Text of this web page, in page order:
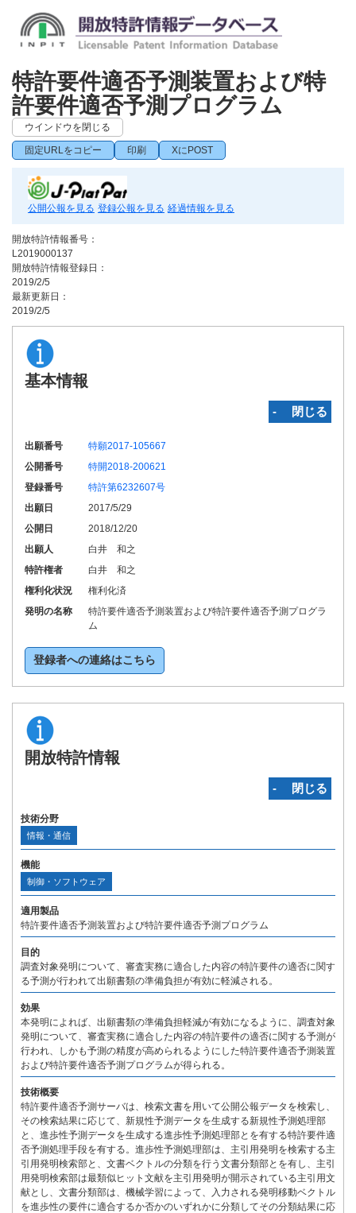
特許要件適否予測装置および特
許要件適否予測プログラム
ウインドウを閉じる
固定URLをコピー 印刷 XにPOST
公開公報を見る 登録公報を見る 経過情報を見る
開放特許情報番号：
L2019000137
開放特許情報登録日：
2019/2/5
最新更新日：
2019/2/5
基本情報
‐ 閉じる
出願番号
特願2017-105667
公開番号
特開2018-200621
登録番号
特許第6232607号
出願日
2017/5/29
公開日
2018/12/20
出願人
白井 和之
特許権者
白井 和之
権利化状況
権利化済
発明の名称
特許要件適否予測装置および特許要件適否予測プログラ
ム
登録者への連絡はこちら
開放特許情報
‐ 閉じる
技術分野
情報・通信
機能
制御・ソフトウェア
適用製品
特許要件適否予測装置および特許要件適否予測プログラム
目的
調査対象発明について、審査実務に適合した内容の特許要件の適否に関す
る予測が行われて出願書類の準備負担が有効に軽減される。
効果
本発明によれば、出願書類の準備負担軽減が有効になるように、調査対象
発明について、審査実務に適合した内容の特許要件の適否に関する予測が
行われ、しかも予測の精度が高められるようにした特許要件適否予測装置
および特許要件適否予測プログラムが得られる。
技術概要
特許要件適否予測サーバは、検索文書を用いて公開公報データを検索し、
その検索結果に応じて、新規性予測データを生成する新規性予測処理部
と、進歩性予測データを生成する進歩性予測処理部とを有する特許要件適
否予測処理手段を有する。進歩性予測処理部は、主引用発明を検索する主
引用発明検索部と、文書ベクトルの分類を行う文書分類部とを有し、主引
用発明検索部は最類似ヒット文献を主引用発明が開示されている主引用文
献とし、文書分類部は、機械学習によって、入力される発明移動ベクトル
を進歩性の要件に適合するか否かのいずれかに分類してその分類結果に応